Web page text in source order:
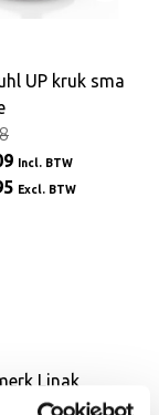
UP kruk sma
Incl. BTW
Excl. BTW
Linak